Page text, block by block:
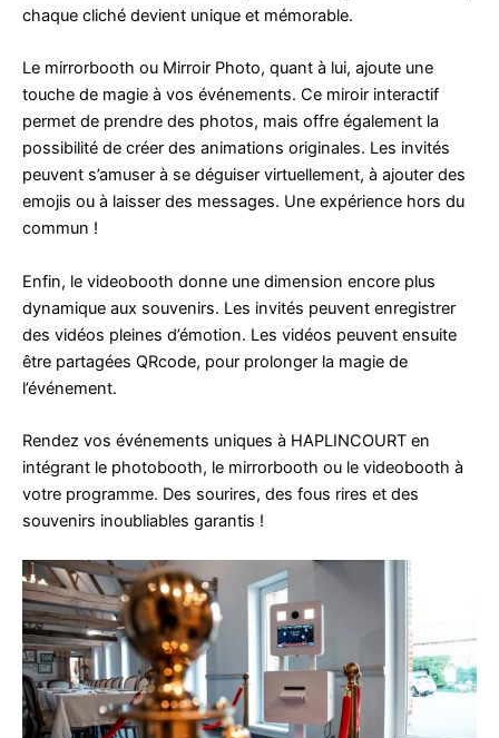
chaque cliché devient unique et mémorable.
Le mirrorbooth ou Mirroir Photo, quant à lui, ajoute une
touche de magie à vos événements. Ce miroir interactif
permet de prendre des photos, mais offre également la
possibilité de créer des animations originales. Les invités
peuvent s’amuser à se déguiser virtuellement, à ajouter des
emojis ou à laisser des messages. Une expérience hors du
commun !
Enfin, le videobooth donne une dimension encore plus
dynamique aux souvenirs. Les invités peuvent enregistrer
des vidéos pleines d’émotion. Les vidéos peuvent ensuite
être partagées QRcode, pour prolonger la magie de
l’événement.
Rendez vos événements uniques à HAPLINCOURT en
intégrant le photobooth, le mirrorbooth ou le videobooth à
votre programme. Des sourires, des fous rires et des
souvenirs inoubliables garantis !